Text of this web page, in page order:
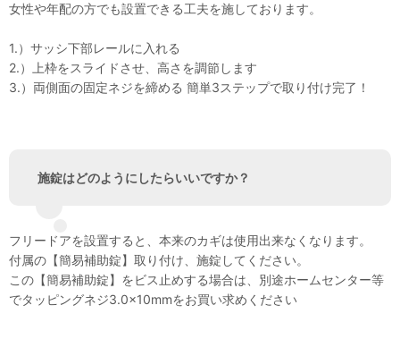
女性や年配の方でも設置できる工夫を施しております。
1.）サッシ下部レールに入れる
2.）上枠をスライドさせ、高さを調節します
3.）両側面の固定ネジを締める 簡単3ステップで取り付け完了！
施錠はどのようにしたらいいですか？
フリードアを設置すると、本来のカギは使用出来なくなります。
付属の【簡易補助錠】取り付け、施錠してください。
この【簡易補助錠】をビス止めする場合は、別途ホームセンター等
でタッピングネジ3.0×10mmをお買い求めください